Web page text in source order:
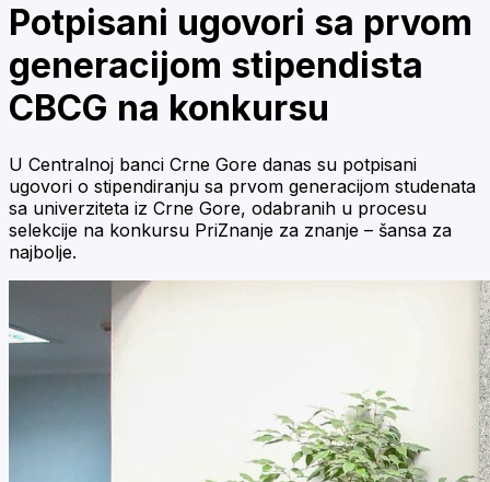
Potpisani ugovori sa prvom
generacijom stipendista
CBCG na konkursu
U Centralnoj banci Crne Gore danas su potpisani
ugovori o stipendiranju sa prvom generacijom studenata
sa univerziteta iz Crne Gore, odabranih u procesu
selekcije na konkursu PriZnanje za znanje – šansa za
najbolje.